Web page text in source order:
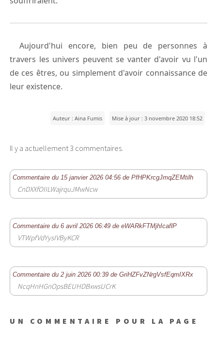
Aujourd'hui encore, bien peu de personnes à
travers les univers peuvent se vanter d'avoir vu l'un
de ces êtres, ou simplement d'avoir connaissance de
leur existence.
Mise à jour : 3 novembre 2020 18:52
Auteur : Aina Fumis
Il y a actuellement 3 commentaires.
Commentaire du 15 janvier 2026 04:56 de PfHPKrcgJmqZEMtilh
CnDXXfOIILWajrquJMwNcw
Commentaire du 6 avril 2026 06:49 de eWARkFTMjhIcaflP
VTWpfVdYysIVByKCR
Commentaire du 2 juin 2026 00:39 de GriHZFvZNrgVsfEqmIXRx
NcqHnHGnOpsBEUHDBxwsUCrK
UN COMMENTAIRE POUR LA PAGE